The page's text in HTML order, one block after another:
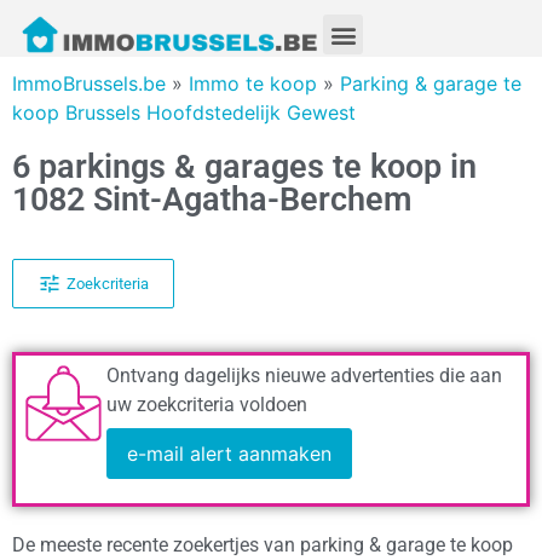
ImmoBrussels.be » Immo te koop » Parking & garage te
koop Brussels Hoofdstedelijk Gewest
6 parkings & garages te koop in
1082 Sint-Agatha-Berchem
Zoekcriteria
Ontvang dagelijks nieuwe advertenties die aan
uw zoekcriteria voldoen
e-mail alert aanmaken
De meeste recente zoekertjes van parking & garage te koop